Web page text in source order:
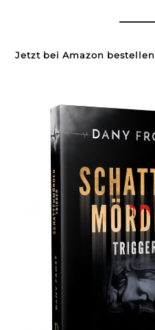
Jetzt bei Amazon bestellen